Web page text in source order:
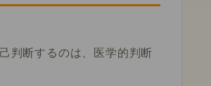
判断するのは、医学的判断